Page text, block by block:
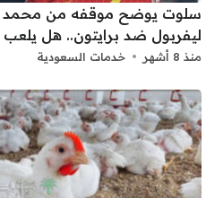
سلوت يوضح موقفه من محمد
ليفربول ضد برايتون.. هل يلعب
منذ 8 أشهر خدمات السعودية